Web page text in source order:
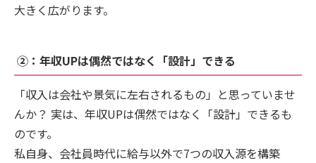
大きく広がります。
②：年収UPは偶然ではなく「設計」できる
「収入は会社や景気に左右されるもの」と思っていませ
んか？ 実は、年収UPは偶然ではなく「設計」できるも
のです。
私自身、会社員時代に給与以外で7つの収入源を構築